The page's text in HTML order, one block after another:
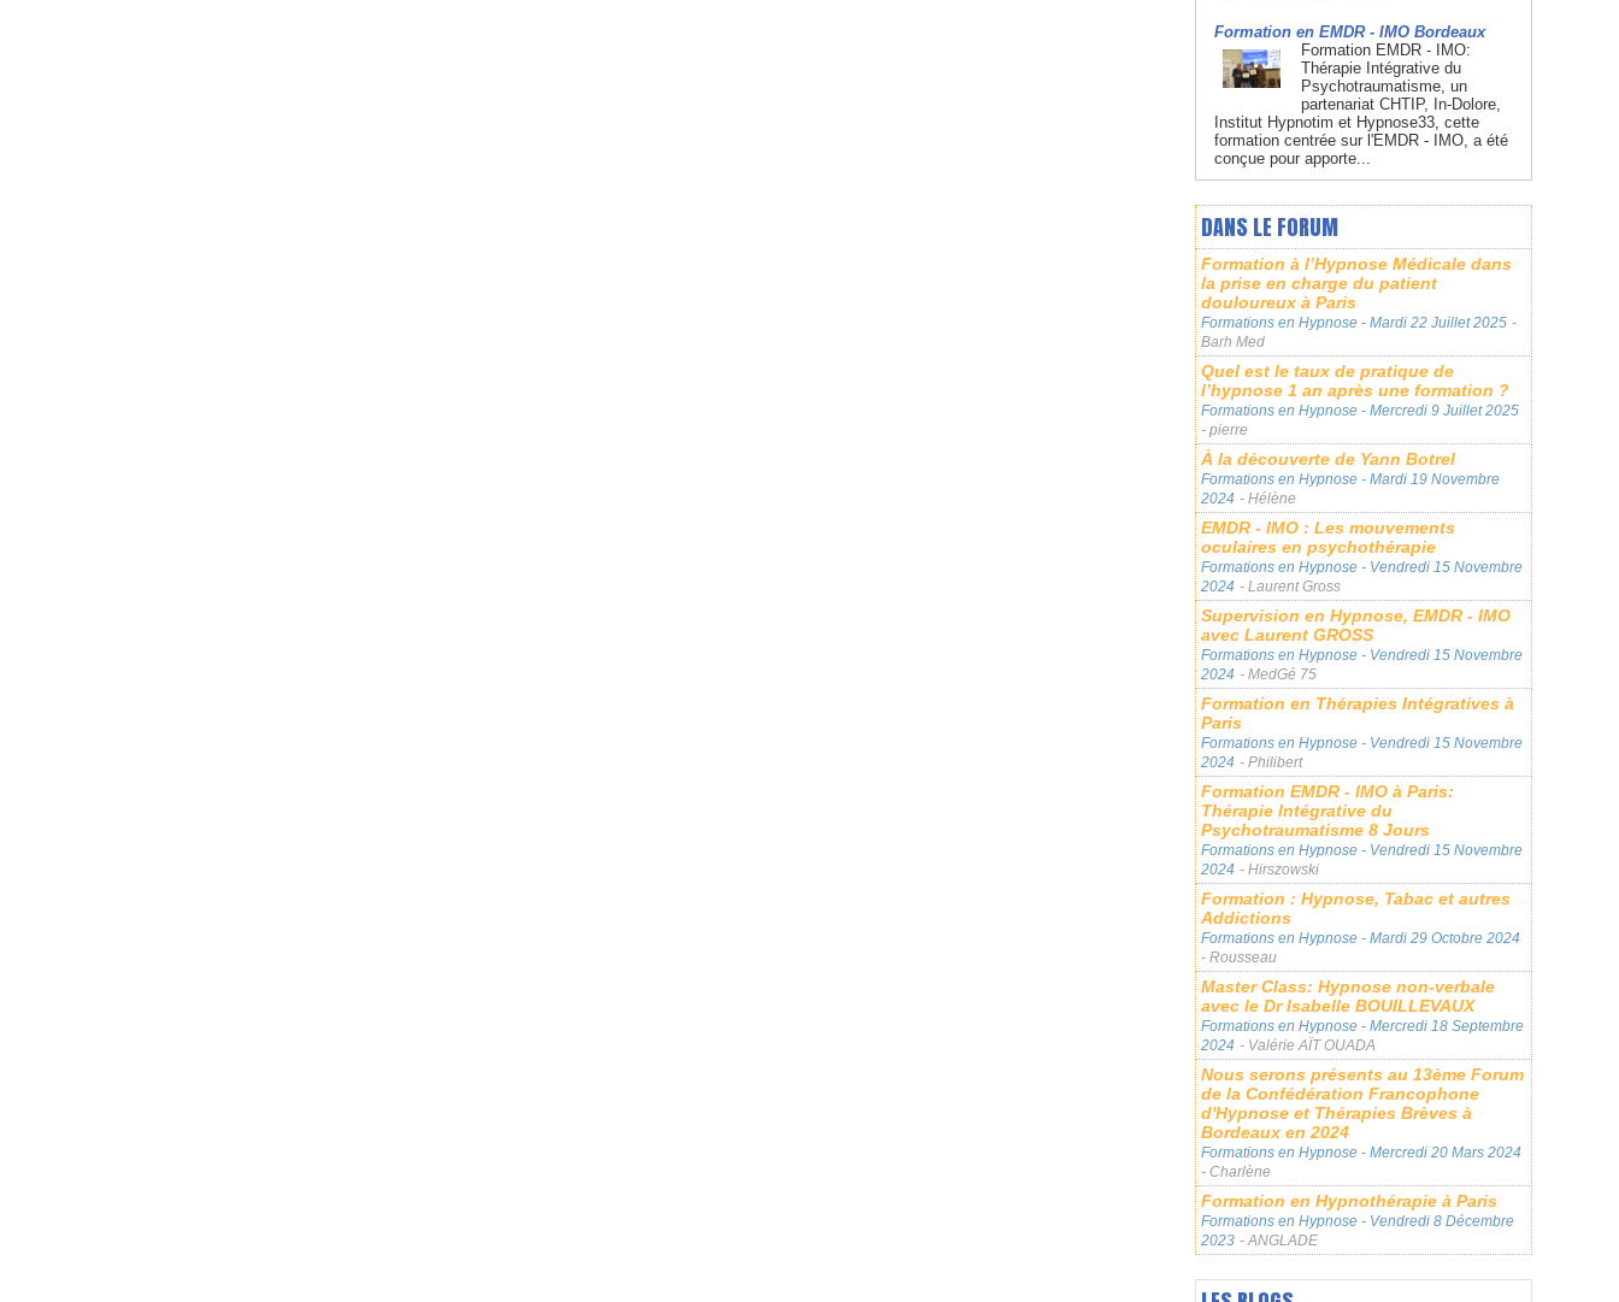
Formation en EMDR - IMO Bordeaux
Formation EMDR - IMO:
Thérapie Intégrative du
Psychotraumatisme, un
partenariat CHTIP, In-Dolore,
Institut Hypnotim et Hypnose33, cette
formation centrée sur l'EMDR - IMO, a été
conçue pour apporte...
DANS LE FORUM
Formation à l’Hypnose Médicale dans
la prise en charge du patient
douloureux à Paris
Formations en Hypnose - Mardi 22 Juillet 2025 -
Barh Med
Quel est le taux de pratique de
l’hypnose 1 an après une formation ?
Formations en Hypnose - Mercredi 9 Juillet 2025
- pierre
À la découverte de Yann Botrel
Formations en Hypnose - Mardi 19 Novembre
2024 - Hélène
EMDR - IMO : Les mouvements
oculaires en psychothérapie
Formations en Hypnose - Vendredi 15 Novembre
2024 - Laurent Gross
Supervision en Hypnose, EMDR - IMO
avec Laurent GROSS
Formations en Hypnose - Vendredi 15 Novembre
2024 - MedGé 75
Formation en Thérapies Intégratives à
Paris
Formations en Hypnose - Vendredi 15 Novembre
2024 - Philibert
Formation EMDR - IMO à Paris:
Thérapie Intégrative du
Psychotraumatisme 8 Jours
Formations en Hypnose - Vendredi 15 Novembre
2024 - Hirszowski
Formation : Hypnose, Tabac et autres
Addictions
Formations en Hypnose - Mardi 29 Octobre 2024
- Rousseau
Master Class: Hypnose non-verbale
avec le Dr Isabelle BOUILLEVAUX
Formations en Hypnose - Mercredi 18 Septembre
2024 - Valérie AÏT OUADA
Nous serons présents au 13ème Forum
de la Confédération Francophone
d'Hypnose et Thérapies Brèves à
Bordeaux en 2024
Formations en Hypnose - Mercredi 20 Mars 2024
- Charlène
Formation en Hypnothérapie à Paris
Formations en Hypnose - Vendredi 8 Décembre
2023 - ANGLADE